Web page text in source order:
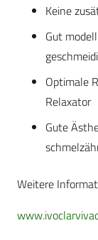
Keine
Gut
Optimale
Relaxator
Gute
Weitere